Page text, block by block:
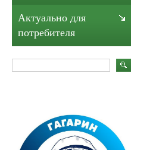
Актуально для
потребителя